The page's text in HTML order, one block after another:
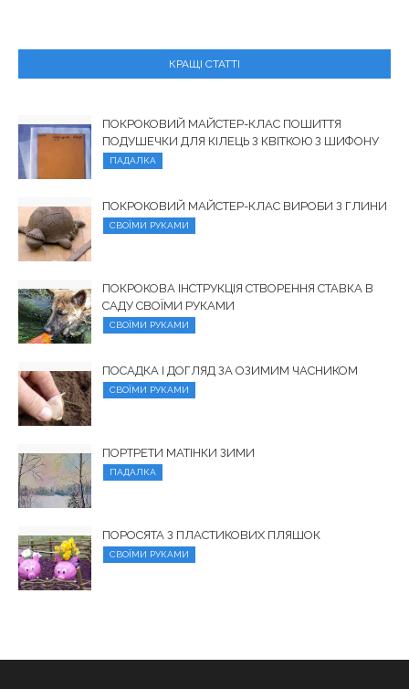
КРАЩІ СТАТТІ
ПОКРОКОВИЙ МАЙСТЕР-КЛАС ПОШИТТЯ
ПОДУШЕЧКИ ДЛЯ КІЛЕЦЬ З КВІТКОЮ З ШИФОНУ
ПАДАЛКА
ПОКРОКОВИЙ МАЙСТЕР-КЛАС ВИРОБИ З ГЛИНИ
СВОЇМИ РУКАМИ
ПОКРОКОВА ІНСТРУКЦІЯ СТВОРЕННЯ СТАВКА В
САДУ СВОЇМИ РУКАМИ
СВОЇМИ РУКАМИ
ПОСАДКА І ДОГЛЯД ЗА ОЗИМИМ ЧАСНИКОМ
СВОЇМИ РУКАМИ
ПОРТРЕТИ МАТІНКИ ЗИМИ
ПАДАЛКА
ПОРОСЯТА З ПЛАСТИКОВИХ ПЛЯШОК
СВОЇМИ РУКАМИ